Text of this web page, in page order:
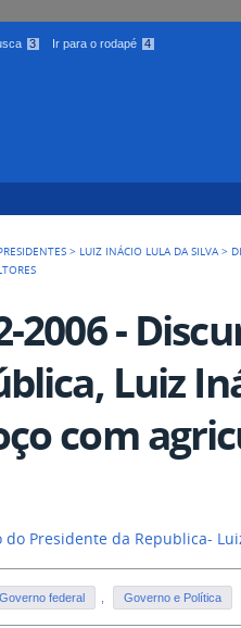
3 Ir para o rodapé 4
> LUIZ INÁCIO LULA DA SILVA >
2006 -
Luiz
com
do Presidente da Republica-
Governo federal Governo e Política